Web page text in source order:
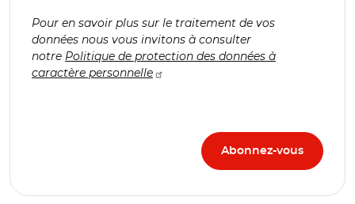
Pour en savoir plus sur le traitement de vos
données nous vous invitons à consulter
notre Politique de protection des données à
caractère personnelle